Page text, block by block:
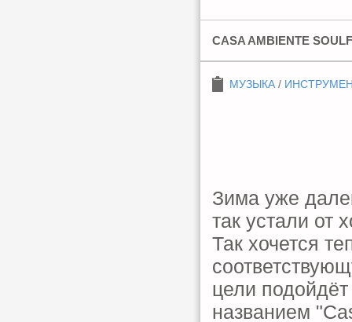
CASA AMBIENTE
МУЗЫКА /
Зима уже
так устали от
Так хочется
цели
названием